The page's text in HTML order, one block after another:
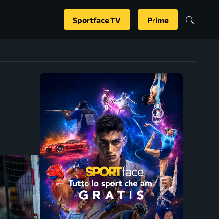
Sportface TV Prime